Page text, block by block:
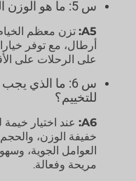
س 5: ما هو الوزن المعتاد لخيمة تتسع لشخصين؟
A5:
أرطال، مع توفر
على الرحلات على
س 6: ما الذي
للتخييم؟
A6: عند اختيار
خفيفة الوزن،
العوامل الجوية،
مريحة وفعالة.